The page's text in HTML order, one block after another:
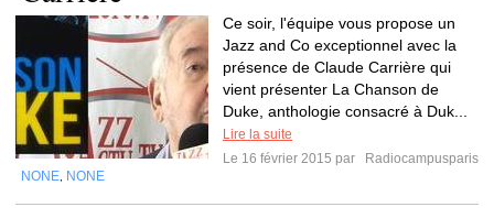
Ce soir, l'équipe vous propose un
Jazz and Co exceptionnel avec la
présence de Claude Carrière qui
vient présenter La Chanson de
Duke, anthologie consacré à Duk...
Lire la suite
Le 16 février 2015 par
Radiocampusparis
NONE NONE